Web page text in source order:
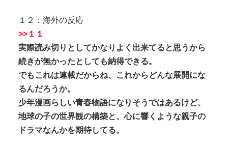
１２：海外の反応
>>１１
実際読み切りとしてかなりよく出来てると思うから
続きが無かったとしても納得できる。
でもこれは連載だからね、これからどんな展開にな
るんだろうか。
少年漫画らしい青春物語になりそうではあるけど、
地球の子の世界観の構築と、心に響くような親子の
ドラマなんかを期待してる。